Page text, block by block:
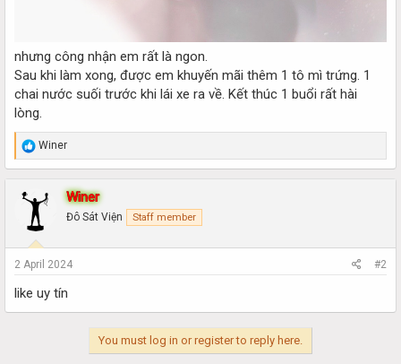
nhưng công nhận em rất là ngon.
Sau khi làm xong, được em khuyến mãi thêm 1 tô mì trứng. 1
chai nước suối trước khi lái xe ra về. Kết thúc 1 buổi rất hài
lòng.
R
e
a
t
i
o
n
s
Winer
Winer
Đô Sát Viện Staff member
2 April 2024 #2
like uy tín
You must log in or register to reply here.